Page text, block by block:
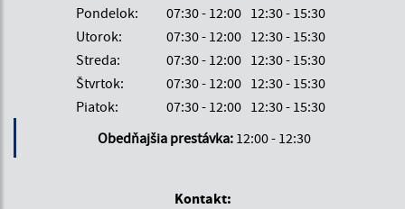
Pondelok:
07:30 - 12:00 12:30 - 15:30
Utorok:
07:30 - 12:00 12:30 - 15:30
Streda:
07:30 - 12:00 12:30 - 15:30
Štvrtok:
07:30 - 12:00 12:30 - 15:30
Piatok:
07:30 - 12:00 12:30 - 15:30
Obedňajšia prestávka: 12:00 - 12:30
Kontakt: